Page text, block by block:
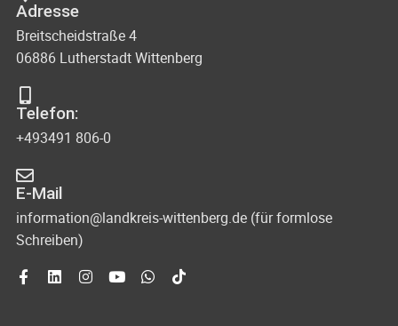
Adresse
Breitscheidstraße 4
06886 Lutherstadt Wittenberg
Telefon:
+493491 806-0
E-Mail
information@landkreis-wittenberg.de (für formlose
Schreiben)